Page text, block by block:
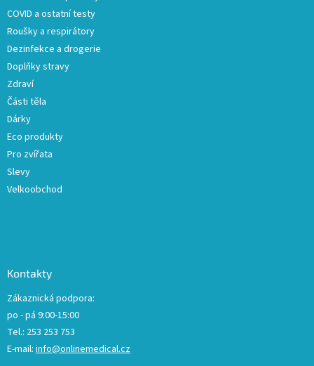
COVID a ostatní testy
Roušky a respirátory
Dezinfekce a drogerie
Doplňky stravy
Zdraví
Části těla
Dárky
Eco produkty
Pro zvířata
Slevy
Velkoobchod
Kontakty
Zákaznická podpora:
po - pá 9:00-15:00
Tel.: 253 253 753
E-mail: info@onlinemedical.cz